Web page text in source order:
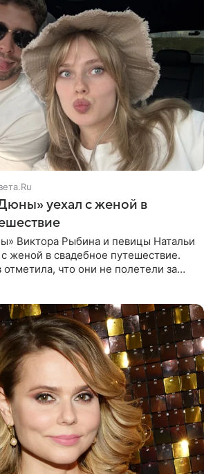
уехал с женой в
Виктора Рыбина и певицы Натальи
женой в свадебное путешествие.
отметила, что они не полетели за